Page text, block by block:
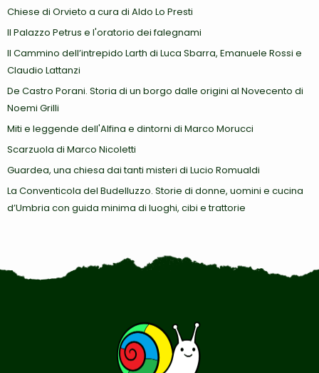
Chiese di Orvieto a cura di Aldo Lo Presti
Il Palazzo Petrus e l'oratorio dei falegnami
Il Cammino dell’intrepido Larth di Luca Sbarra, Emanuele Rossi e
Claudio Lattanzi
De Castro Porani. Storia di un borgo dalle origini al Novecento di
Noemi Grilli
Miti e leggende dell'Alfina e dintorni di Marco Morucci
Scarzuola di Marco Nicoletti
Guardea, una chiesa dai tanti misteri di Lucio Romualdi
La Conventicola del Budelluzzo. Storie di donne, uomini e cucina
d’Umbria con guida minima di luoghi, cibi e trattorie